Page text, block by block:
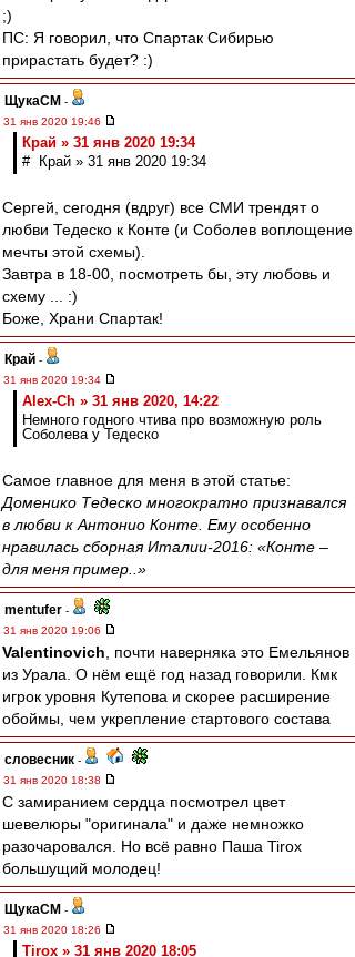
;)
ПС: Я говорил, что Спартак Сибирью
прирастать будет? :)
ЩукаСМ -
31 янв 2020 19:46
Край » 31 янв 2020 19:34
# Край » 31 янв 2020 19:34
Сергей, сегодня (вдруг) все СМИ трендят о
любви Тедеско к Конте (и Соболев воплощение
мечты этой схемы).
Завтра в 18-00, посмотреть бы, эту любовь и
схему ... :)
Боже, Храни Спартак!
Край -
31 янв 2020 19:34
Alex-Ch » 31 янв 2020, 14:22
Немного годного чтива про возможную роль
Соболева у Тедеско
Самое главное для меня в этой статье:
Доменико Тедеско многократно признавался
в любви к Антонио Конте. Ему особенно
нравилась сборная Италии-2016: «Конте –
для меня пример..»
mentufer -
31 янв 2020 19:06
Valentinovich , почти наверняка это Емельянов
из Урала. О нём ещё год назад говорили. Кмк
игрок уровня Кутепова и скорее расширение
обоймы, чем укрепление стартового состава
словесник -
31 янв 2020 18:38
С замиранием сердца посмотрел цвет
шевелюры "оригинала" и даже немножко
разочаровался. Но всё равно Паша Tirox
большущий молодец!
ЩукаСМ -
31 янв 2020 18:26
Tirox » 31 янв 2020 18:05